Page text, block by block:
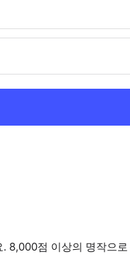
8,000점 이상의 명작으로